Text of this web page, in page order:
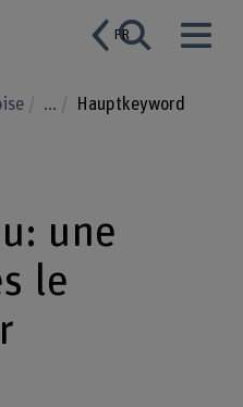
FR
... Hauptkeyword
une
le